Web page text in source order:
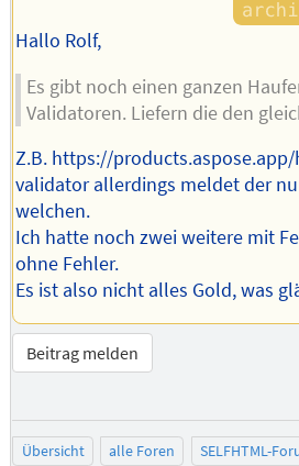
Hallo Rolf,
Es gibt noch einen ganzen
Validatoren. Liefern die den
Z.B. https://
validator allerdings meldet der
welchen.
Ich hatte noch zwei weitere mit
ohne Fehler.
Es ist also nicht alles Gold, was
Beitrag melden
Übersicht alle Foren
SELFHTML-